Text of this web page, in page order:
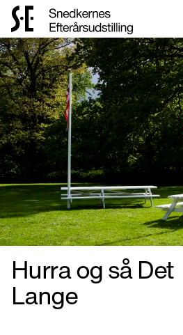
Gå
til
forsiden
Hurra og så Det
Lange